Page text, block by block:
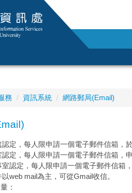
務 資訊系統 網路郵局(Email)
定，每人限申請一個電子郵件信箱，
定，每人限申請一個電子郵件信箱，
認定，每人限申請一個電子郵件信箱
web mail為主，可從Gmail收信。
：